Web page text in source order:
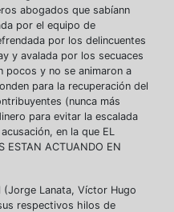
abogados que sabíann
por el equipo de
por los delincuentes
y avalada por los secuaces
pocos y no se animaron a
para la recuperación del
(nunca más
para evitar la escalada
en la que EL
ESTAN ACTUANDO EN
(Jorge Lanata, Víctor Hugo
respectivos hilos de